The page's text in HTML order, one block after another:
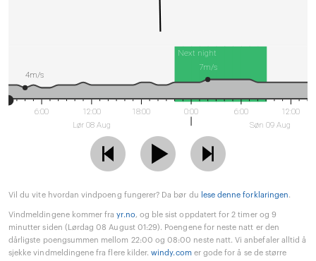
Next night
6:00
12:00
Lør 08 Aug
18:00 0:00 6:00
12:00
Søn 09 Aug
7m/s
4m/s
Vil du vite hvordan vindpoeng fungerer? Da bør du lese denne forklaringen.
Vindmeldingene kommer frayr.no, og ble sist oppdatert for 2 timer og 9
minutter siden (Lørdag 08 August 01:29). Poengene for neste natt er den
dårligste poengsummen mellom 22:00 og 08:00 neste natt. Vi anbefaler alltid å
sjekke vindmeldingene fra flere kilder.windy.comer gode for å se de større